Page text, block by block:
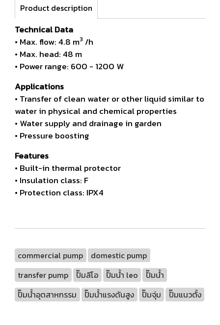
Product description
Technical Data
• Max. flow: 4.8 m3 /h
• Max. head: 48 m
• Power range: 600 - 1200 W
Applications
• Transfer of clean water or other liquid similar to
water in physicaland chemical properties
• Water supply and drainage in garden
• Pressure boosting
Features
• Built-in thermal protector
• Insulation class: F
• Protection class: IPX4
commercial pump
domestic pump
transfer pump
ปั๊มลีโอ ปั๊มน้ำ leo
ปั๊มน้ำ
ปั๊มน้ำอุตสาหกรรม
ปั๊มน้ำแรงดันสูง ปั๊มจุ่ม ปั๊มแนวตั้ง